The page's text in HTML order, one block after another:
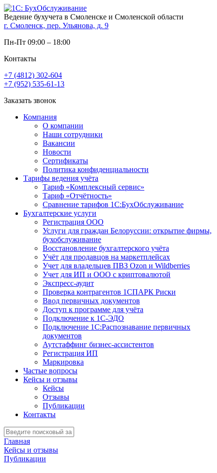
Ведение бухучета в Смоленске и Смоленской области
г. Смоленск, пер. Ульянова, д. 9
Пн-Пт 09:00 – 18:00
Контакты
+7 (4812) 302-604
+7 (952) 535-61-13
Заказать звонок
Компания
О компании
Наши сотрудники
Вакансии
Новости
Сертификаты
Политика конфиденциальности
Тарифы ведения учёта
Тариф «Комплексный сервис»
Тариф «Отчётность»
Сравнение тарифов 1С:БухОбслуживание
Бухгалтерские услуги
Регистрация ООО
Услуги для граждан Белоруссии: открытие фирмы,
бухобслуживание
Восстановление бухгалтерского учёта
Учёт для продавцов на маркетплейсах
Учет для владельцев ПВЗ Ozon и Wildberries
Учет для ИП и ООО с криптовалютой
Экспресс-аудит
Проверка контрагентов 1СПАРК Риски
Ввод первичных документов
Доступ к программе для учёта
Подключение к 1С-ЭДО
Подключение 1С:Распознавание первичных
документов
Аутстаффинг бизнес-ассистентов
Регистрация ИП
Маркировка
Частые вопросы
Кейсы и отзывы
Кейсы
Отзывы
Публикации
Контакты
Главная
Кейсы и отзывы
Публикации